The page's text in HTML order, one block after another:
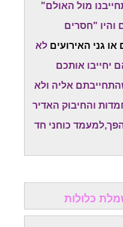
מול האולם"
והיו "חסרים
או גני האירועים לא
יחייבו אותכם
אליה ולא
והחיבוק האדיר
כוחני חד
כלולות